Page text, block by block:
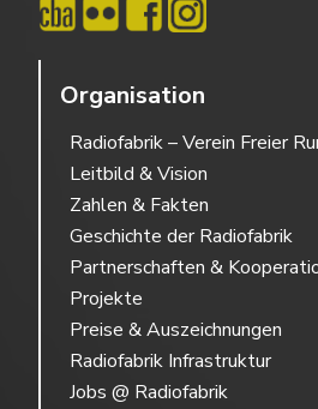
Organisation
Radiofabrik – Verein Freier
Leitbild & Vision
Zahlen & Fakten
Geschichte der Radiofabrik
Partnerschaften &
Projekte
Preise & Auszeichnungen
Radiofabrik Infrastruktur
Jobs @ Radiofabrik